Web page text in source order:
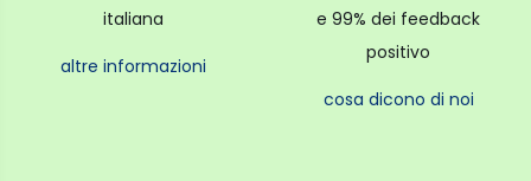
italiana
altre informazioni
e 99% dei feedback
positivo
cosa dicono di noi